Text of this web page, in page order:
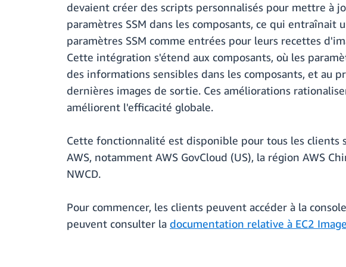
devaient créer des scripts personnalisés pour mettre à
paramètres SSM dans les composants, ce qui
paramètres SSM comme entrées pour leurs recettes
Cette intégration s'étend aux composants, où les
des informations sensibles dans les composants, et au
dernières images de sortie. Ces améliorations
améliorent l'efficacité globale.
Cette fonctionnalité est disponible pour tous les clients
AWS, notamment AWS GovCloud (US), la région AWS
NWCD.
Pour commencer, les clients peuvent accéder à la
peuvent consulter la documentation relative à EC2